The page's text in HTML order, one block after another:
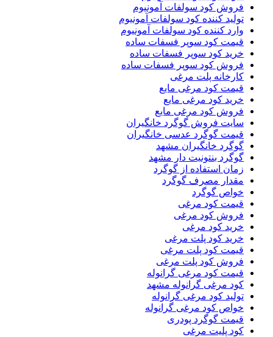
فروش کود سولفات آمونیوم
تولید کننده کود سولفات آمونیوم
وارد کننده کود سولفات آمونیوم
قیمت کود سوپر فسفات ساده
خرید کود سوپر فسفات ساده
فروش کود سوپر فسفات ساده
کارخانه پلت مرغی
قیمت کود مرغی مایع
خرید کود مرغی مایع
فروش کود مرغی مایع
سایت فروش گوگرد خانگیران
قیمت گوگرد عدسی خانگیران
گوگرد خانگیران مشهد
گوگرد بنتونیت دار مشهد
زمان استفاده از گوگرد
مقدار مصرف گوگرد
خواص گوگرد
قیمت کود مرغی
فروش کود مرغی
خرید کود مرغی
خرید کود پلت مرغی
قیمت کود پلت مرغی
فروش کود پلت مرغی
قیمت کود مرغی گرانوله
کود مرغی گرانوله مشهد
تولید کود مرغی گرانوله
خواص کود مرغی گرانوله
قیمت گوگرد پودری
کود پلیت مرغی